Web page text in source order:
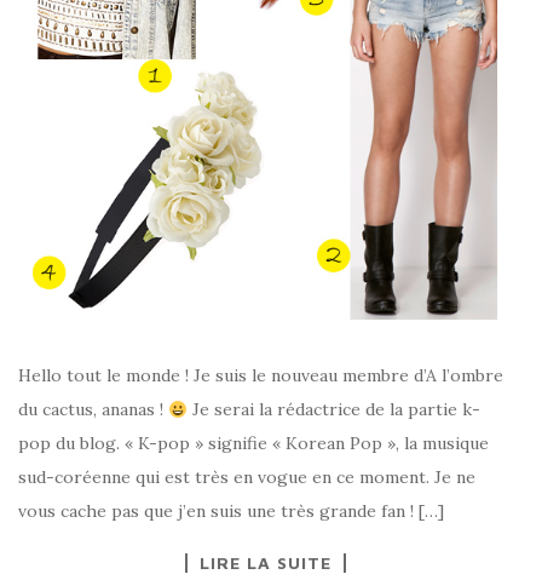
Hello tout le monde ! Je suis le nouveau membre d’A l’ombre
du cactus, ananas !
Je serai la rédactrice de la partie k-
pop du blog. « K-pop » signifie « Korean Pop », la musique
sud-coréenne qui est très en vogue en ce moment. Je ne
vous cache pas que j’en suis une très grande fan ! […]
LIRE LA SUITE